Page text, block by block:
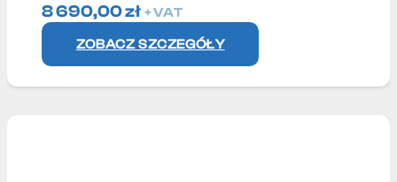
8 690,00zł + VAT
ZOBACZ SZCZEGÓŁY